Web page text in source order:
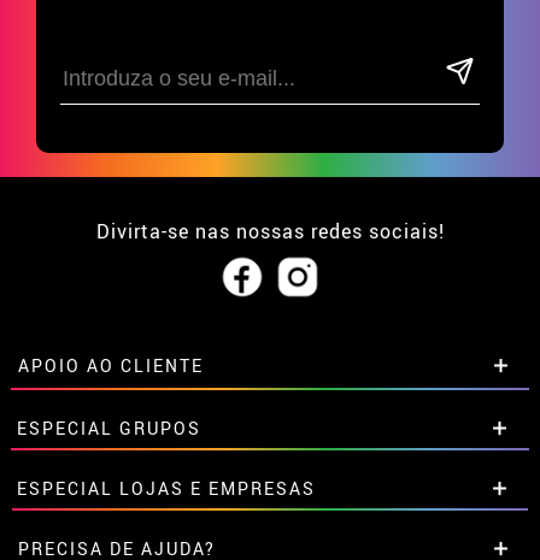
Divirta-se nas nossas redes sociais!
APOIO AO CLIENTE
• Sobre nós
• Condições de venda
• Aviso legal ePrivacidade
• Atendimento ao cliente
• Utilização de cookies
ESPECIAL GRUPOS
Descontos especiais para grupos.
Entre em contato connosco aqui
ESPECIAL LOJAS E EMPRESAS
Descontos especiais para grupos.
PRECISA DE AJUDA?